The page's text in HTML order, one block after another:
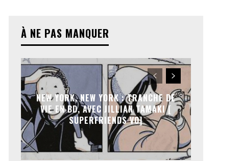
À NE PAS MANQUER
NEW YORK, NEW YORK : TRANCHE DE
VIE EN BD, AVEC JILLIAN TAMAKI [
SUPERFRIENDS VO]